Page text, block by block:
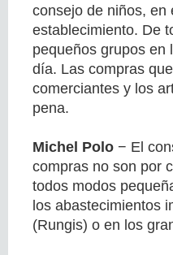
consejo de niños, en
establecimiento. De
pequeños grupos en
día. Las compras
comerciantes y los
pena.
Michel Polo − El
compras no son por
todos modos
los abastecimientos
(Rungis) o en los